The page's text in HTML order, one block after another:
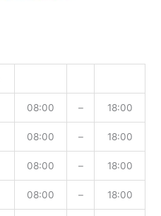
08:00 – 18:00
08:00 – 18:00
08:00 – 18:00
08:00 – 18:00